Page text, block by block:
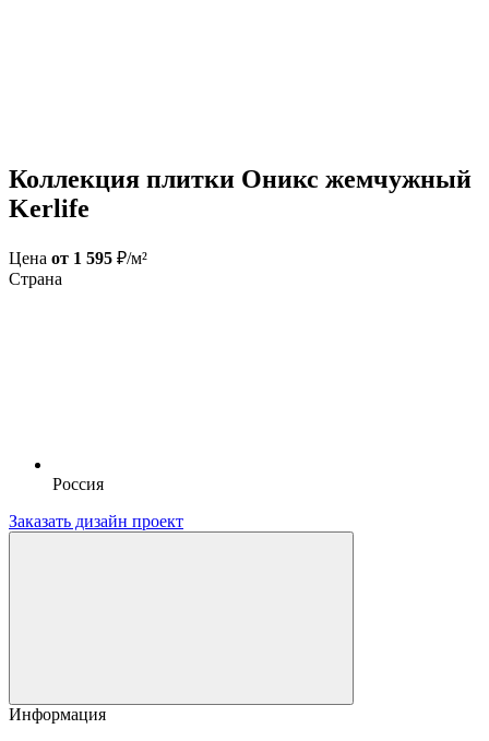
Коллекция плитки Оникс жемчужный
Kerlife
Цена от 1 595 ₽/м²
Страна
Россия
Заказать дизайн проект
Информация